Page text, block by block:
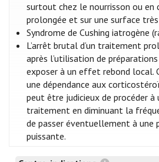
surtout chez le nourrisson ou en
prolongée et sur une surface
Syndrome de Cushing iatrogène
L’arrêt brutal d’un traitement
après l’utilisation de
exposer à un effet rebond local.
une dépendance aux
peut être judicieux de procéder
traitement en diminuant la
de passer éventuellement à une
puissante.